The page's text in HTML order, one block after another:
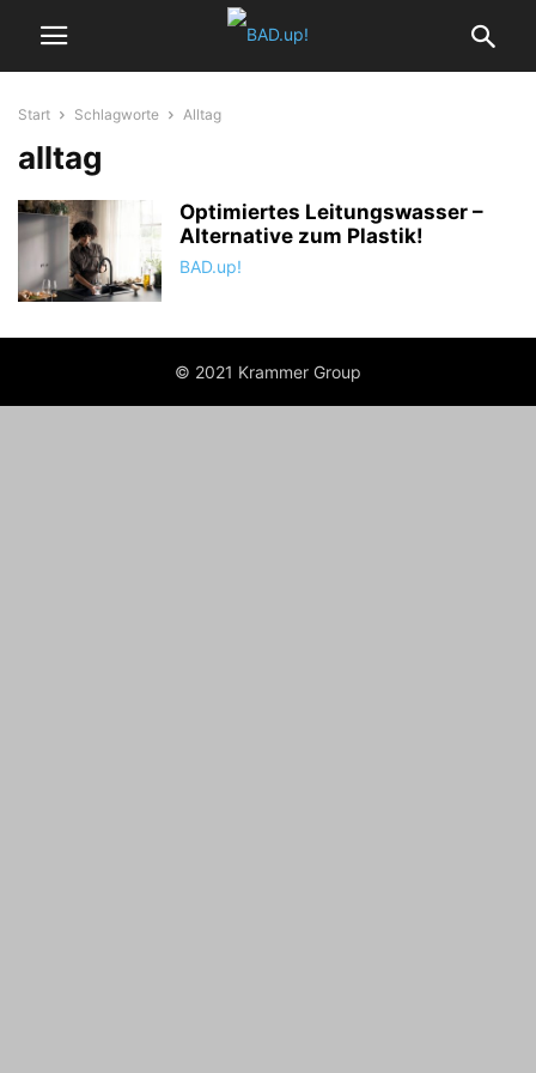
Start Schlagworte Alltag
alltag
Optimiertes Leitungswasser –
Alternative zum Plastik!
BAD.up!
© 2021 Krammer Group